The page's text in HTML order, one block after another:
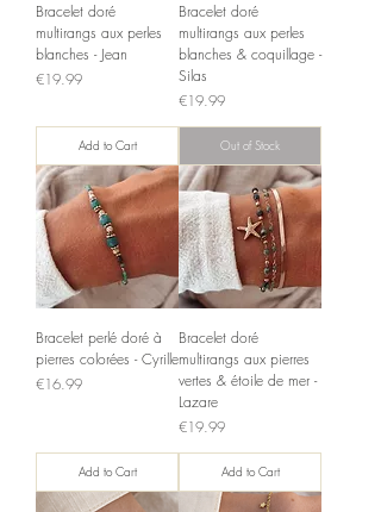
Bracelet doré
multirangs aux perles
blanches - Jean
Price
€19.99
Add to Cart
Bracelet doré
multirangs aux perles
blanches & coquillage -
Silas
Price
€19.99
Out of Stock
Bracelet perlé doré à
pierres colorées - Cyrille
Price
€16.99
Add to Cart
Bracelet doré
multirangs aux pierres
vertes & étoile de mer -
Lazare
Price
€19.99
Add to Cart